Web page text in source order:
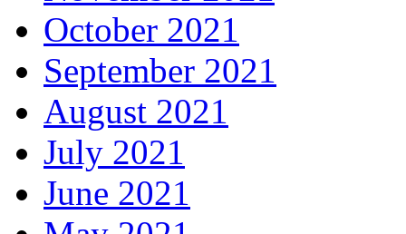
October 2021
September 2021
August 2021
July 2021
June 2021